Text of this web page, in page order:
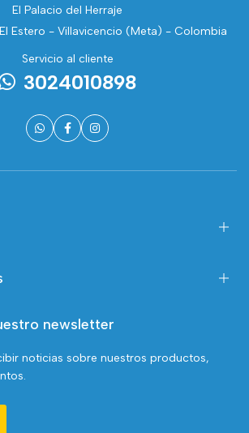
El Palacio del Herraje
El Estero - Villavicencio (Meta) - Colombia
Servicio al cliente
3024010898
newsletter
noticias sobre nuestros productos,